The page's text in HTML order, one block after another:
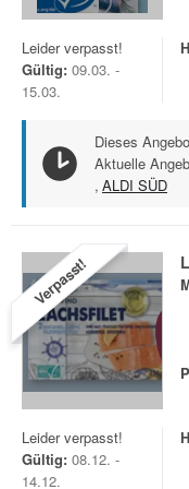
Leider verpasst!
Gültig: 09.03. -
15.03.
Dieses
Aktuelle
, ALDI SÜD
Verpasst!
Leider verpasst!
Gültig: 08.12. -
14.12.